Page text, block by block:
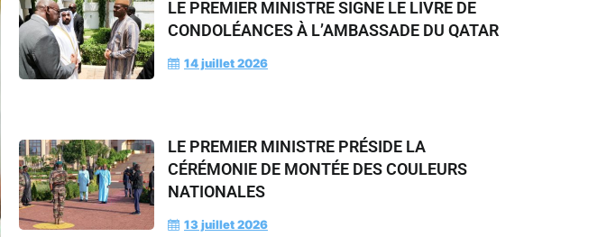
14 juillet 2026
LE PREMIER MINISTRE SIGNE LE LIVRE DE
CONDOLÉANCES À L’AMBASSADE DU QATAR
13 juillet 2026
LE PREMIER MINISTRE PRÉSIDE LA
CÉRÉMONIE DE MONTÉE DES COULEURS
NATIONALES